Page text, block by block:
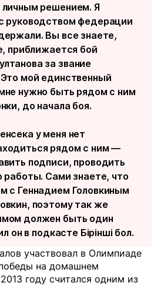
решением. Я
руководством федерации
Вы все знаете,
приближается бой
за звание
мой единственный
нужно быть рядом с ним
до начала боя.
у меня нет
рядом с ним —
подписи, проводить
работы. Сами знаете, что
с Геннадием Головкиным
поэтому так же
должен быть один
он в подкасте Бірінші бол.
участвовал в Олимпиаде
на домашнем
году считался одним из